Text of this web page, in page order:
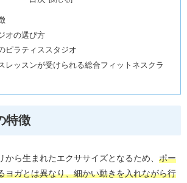
オの選び方
ピラティススタジオ
レッスンが受けられる総合フィットネスクラ
特徴
から生まれたエクササイズとなるため、 ポー
ヨガとは異なり、細かい動きを入れながら行